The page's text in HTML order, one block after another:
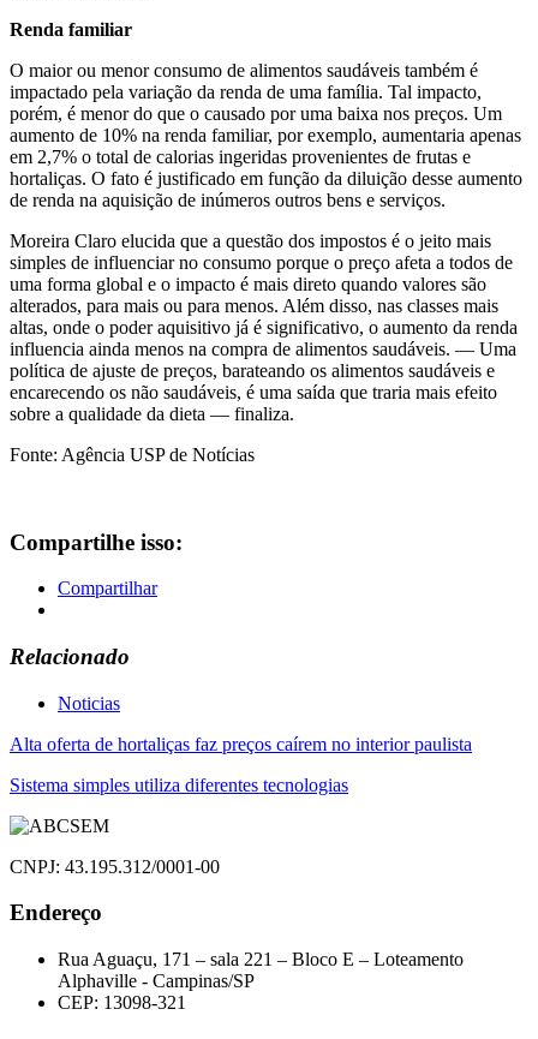
Renda familiar
O maior ou menor consumo de alimentos saudáveis também é
impactado pela variação da renda de uma família. Tal impacto,
porém, é menor do que o causado por uma baixa nos preços. Um
aumento de 10% na renda familiar, por exemplo, aumentaria apenas
em 2,7% o total de calorias ingeridas provenientes de frutas e
hortaliças. O fato é justificado em função da diluição desse aumento
de renda na aquisição de inúmeros outros bens e serviços.
Moreira Claro elucida que a questão dos impostos é o jeito mais
simples de influenciar no consumo porque o preço afeta a todos de
uma forma global e o impacto é mais direto quando valores são
alterados, para mais ou para menos. Além disso, nas classes mais
altas, onde o poder aquisitivo já é significativo, o aumento da renda
influencia ainda menos na compra de alimentos saudáveis. — Uma
política de ajuste de preços, barateando os alimentos saudáveis e
encarecendo os não saudáveis, é uma saída que traria mais efeito
sobre a qualidade da dieta — finaliza.
Fonte: Agência USP de Notícias
Compartilhe isso:
Compartilhar
Relacionado
Noticias
Navegação
de
Post
Alta oferta de hortaliças faz preços caírem no interior paulista
Sistema simples utiliza diferentes tecnologias
CNPJ: 43.195.312/0001-00
Endereço
Rua Aguaçu, 171 – sala 221 – Bloco E – Loteamento
Alphaville - Campinas/SP
CEP: 13098-321